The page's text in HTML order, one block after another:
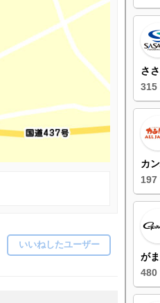
いいねしたユーザー
さ
315
カ
197
が
480